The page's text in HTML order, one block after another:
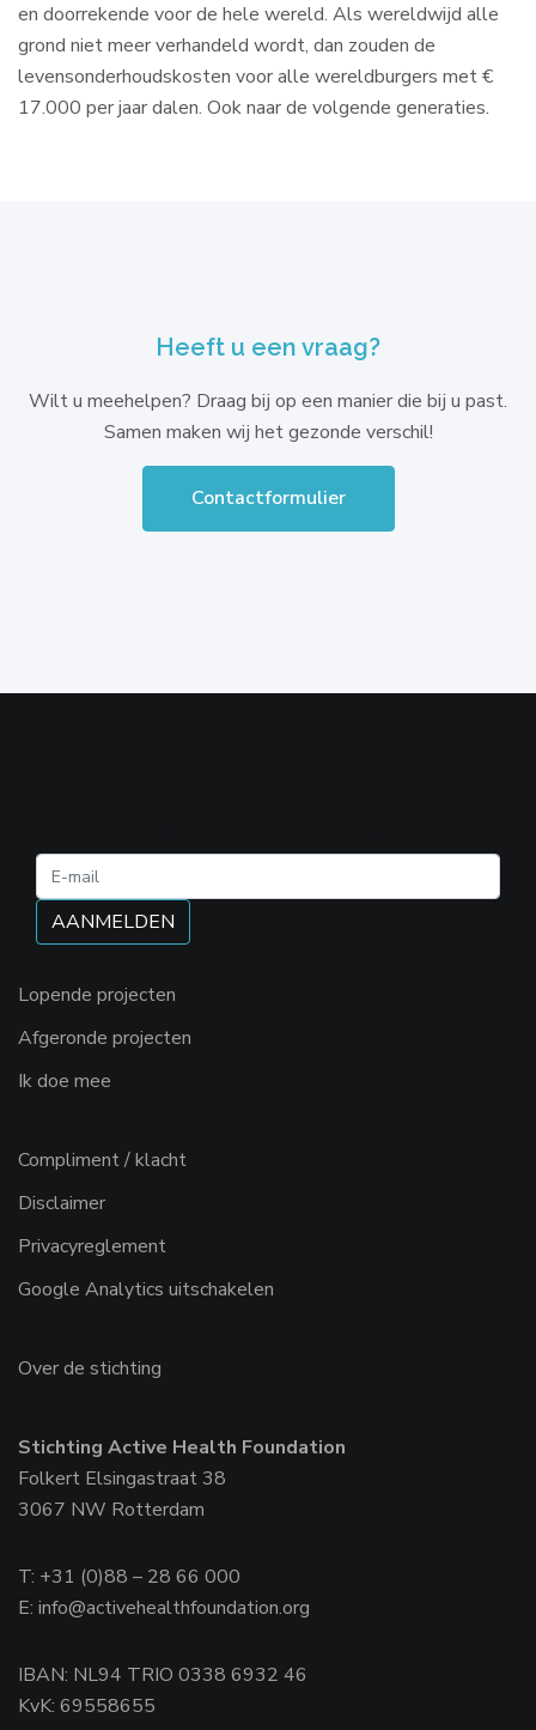
en doorrekende voor de hele wereld. Als wereldwijd alle
grond niet meer verhandeld wordt, dan zouden de
levensonderhoudskosten voor alle wereldburgers met €
17.000 per jaar dalen. Ook naar de volgende generaties.
Heeft u een vraag?
Wilt u meehelpen? Draag bij op een manier die bij u past.
Samen maken wij het gezonde verschil!
Contactformulier
Lopende projecten
Afgeronde projecten
Ik doe mee
Compliment / klacht
Disclaimer
Privacyreglement
Google Analytics uitschakelen
Over de stichting
Stichting Active Health Foundation
Folkert Elsingastraat 38
3067 NW Rotterdam
T: +31 (0)88 – 28 66 000
E: info@activehealthfoundation.org
IBAN: NL94 TRIO 0338 6932 46
KvK: 69558655